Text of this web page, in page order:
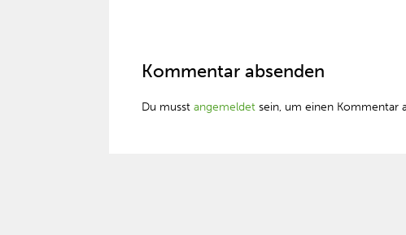
Kommentar absenden
Du musstangemeldet sein, um einen Kommentar